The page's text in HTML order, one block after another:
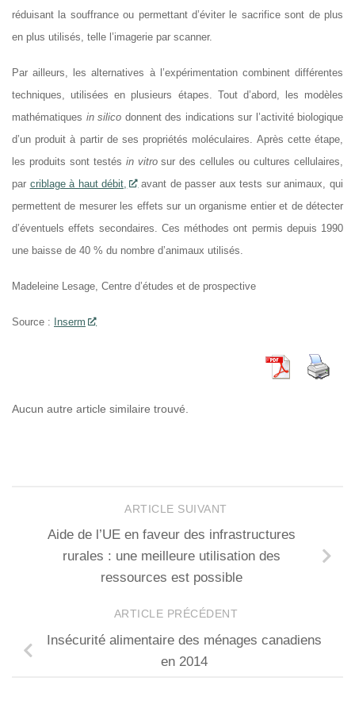
réduisant la souffrance ou permettant d’éviter le sacrifice sont de plus
en plus utilisés, telle l’imagerie par scanner.
Par ailleurs, les alternatives à l’expérimentation combinent différentes
techniques, utilisées en plusieurs étapes. Tout d’abord, les modèles
mathématiques in silico donnent des indications sur l’activité biologique
d’un produit à partir de ses propriétés moléculaires. Après cette étape,
les produits sont testés in vitrosur des cellules ou cultures cellulaires,
par criblage à haut débit,
avant de passer aux tests sur animaux, qui
permettent de mesurer les effets sur un organisme entier et de détecter
d’éventuels effets secondaires. Ces méthodes ont permis depuis 1990
une baisse de 40 % du nombre d’animaux utilisés.
Madeleine Lesage, Centre d’études et de prospective
Source : Inserm
Aucun autre article similaire trouvé.
ARTICLE SUIVANT
Aide de l’UE en faveur des infrastructures
rurales : une meilleure utilisation des
ressources est possible
ARTICLE PRÉCÉDENT
Insécurité alimentaire des ménages canadiens
en 2014